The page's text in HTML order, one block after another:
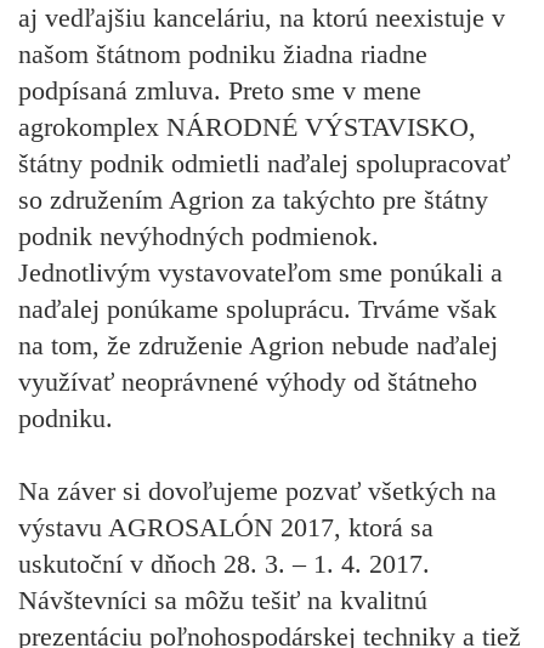
aj vedľajšiu kanceláriu, na ktorú neexistuje v
našom štátnom podniku žiadna riadne
podpísaná zmluva. Preto sme v mene
agrokomplex NÁRODNÉ VÝSTAVISKO,
štátny podnik odmietli naďalej spolupracovať
so združením Agrion za takýchto pre štátny
podnik nevýhodných podmienok.
Jednotlivým vystavovateľom sme ponúkali a
naďalej ponúkame spoluprácu. Trváme však
na tom, že združenie Agrion nebude naďalej
využívať neoprávnené výhody od štátneho
podniku.
Na záver si dovoľujeme pozvať všetkých na
výstavu AGROSALÓN 2017, ktorá sa
uskutoční v dňoch 28. 3. – 1. 4. 2017.
Návštevníci sa môžu tešiť na kvalitnú
prezentáciu poľnohospodárskej techniky a tiež